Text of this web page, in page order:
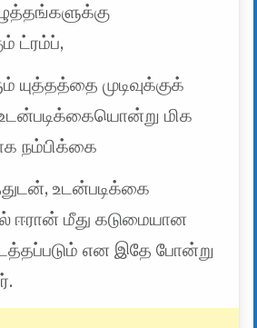
ட்ரம்ப்,
யுத்தத்தை முடிவுக்குக்
மிக
நம்பிக்கை
உடன்படிக்கை
ஈரான் மீது கடுமையான
என இதே போன்று